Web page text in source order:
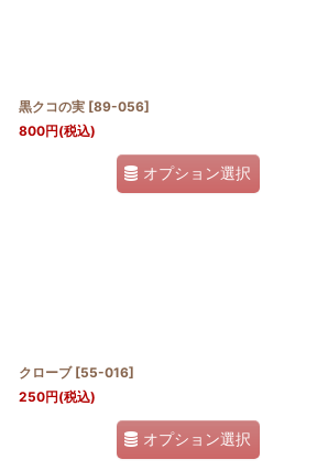
黒クコの実 [89-056]
800円(税込)
オプション選択
クローブ [55-016]
250円(税込)
オプション選択